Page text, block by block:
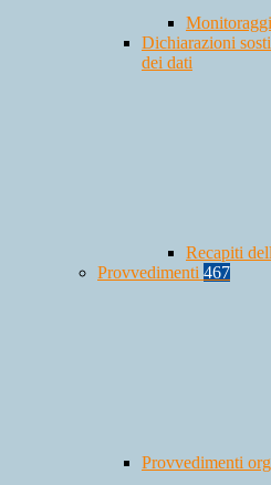
Dichiarazioni
dei dati
Recapiti
Provvedimenti 467
Provvedimenti